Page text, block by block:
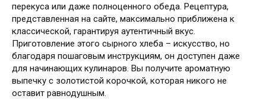
перекуса или даже полноценного обеда. Рецептура,
представленная на сайте, максимально приближена к
классической, гарантируя аутентичный вкус.
Приготовление этого сырного хлеба – искусство, но
благодаря пошаговым инструкциям, он доступен даже
для начинающих кулинаров. Вы получите ароматную
выпечку с золотистой корочкой, которая никого не
оставит равнодушным.